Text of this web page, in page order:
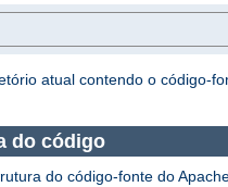
atual contendo o código-
do código
do código-fonte do